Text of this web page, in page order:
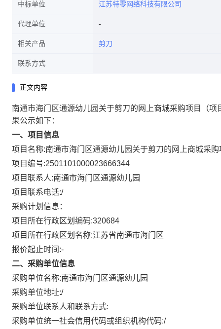
中标单位 江苏特零网络科技有限公司
代理单位
相关产品 剪刀
联系方式
正文内容
南通市海门区通源幼儿园关于剪刀的网上商城采购项目
（
果公示如下：
一、项目信息
项目名称:南通市海门区通源幼儿园关于剪刀的网上商城采购
项目编号:2501101000023666344
项目联系人:南通市海门区通源幼儿园
项目联系电话:/
采购计划信息：
项目所在行政区划编码:320684
项目所在行政区划名称:江苏省南通市海门区
报价起止时间:-
二、采购单位信息
采购单位名称:南通市海门区通源幼儿园
采购单位地址:/
采购单位联系人和联系方式:
采购单位统一社会信用代码或组织机构代码:/